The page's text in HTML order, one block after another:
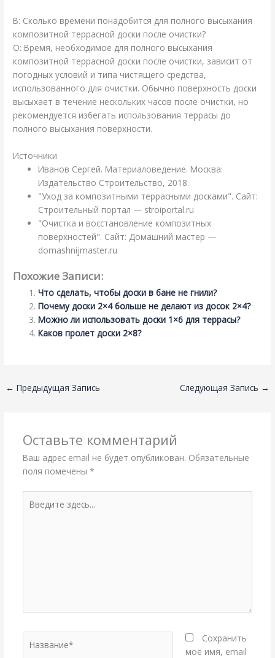
В: Сколько времени понадобится для полного высыхания
композитной террасной доски после очистки?
О: Время, необходимое для полного высыхания
композитной террасной доски после очистки, зависит от
погодных условий и типа чистящего средства,
использованного для очистки. Обычно поверхность доски
высыхает в течение нескольких часов после очистки, но
рекомендуется избегать использования террасы до
полного высыхания поверхности.
Источники
Иванов Сергей. Материаловедение. Москва:
Издательство Строительство, 2018.
"Уход за композитными террасными досками". Сайт:
Строительный портал — stroiportal.ru
"Очистка и восстановление композитных
поверхностей". Сайт: Домашний мастер —
domashnijmaster.ru
Похожие Записи:
Что сделать, чтобы доски в бане не гнили?
Почему доски 2×4 больше не делают из досок 2×4?
Можно ли использовать доски 1×6 для террасы?
Каков пролет доски 2×8?
← Предыдущая Запись Следующая Запись →
Оставьте комментарий
Ваш адрес email не будет опубликован. Обязательные
поля помечены *
здесь...
Сохранить
моё имя, email